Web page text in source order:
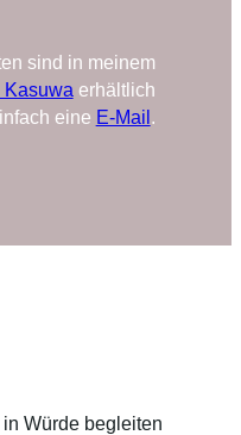
sind in meinem
Kasuwa erhältlich
eine E-Mail .
Würde begleiten